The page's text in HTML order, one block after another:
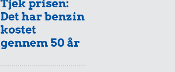
Tjek prisen:
Det har benzin
kostet
gennem 50 år